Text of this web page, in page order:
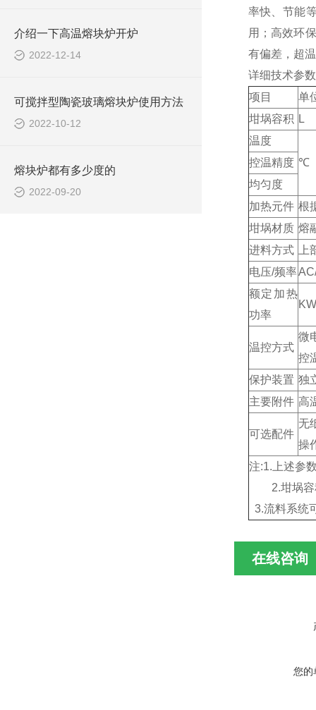
介绍一下高温熔块炉开炉
2022-12-14
可搅拌型陶瓷玻璃熔块炉使用方法
2022-10-12
熔块炉都有多少度的
2022-09-20
率快、节能
用；高效环
有偏差，超
详细技术参
项目
单
坩埚容积 L
温度
℃
控温精度
均匀度
加热元件 根
坩埚材质 熔
进料方式
电压/频率
额定加热
功率
KW
温控方式
微
控
保护装置 独
主要附件 高
可选配件
无
操
注:1.上述参
2.坩埚容
3.流料系统
在线咨询
您的